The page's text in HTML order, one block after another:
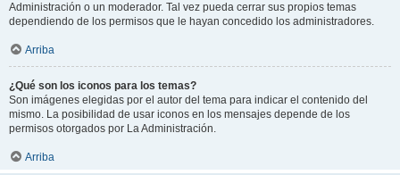
Administración o un moderador. Tal vez pueda cerrar sus propios temas
dependiendo de los permisos que le hayan concedido los administradores.
Arriba
¿Qué son los iconos para los temas?
Son imágenes elegidas por el autor del tema para indicar el contenido del
mismo. La posibilidad de usar iconos en los mensajes depende de los
permisos otorgados por La Administración.
Arriba